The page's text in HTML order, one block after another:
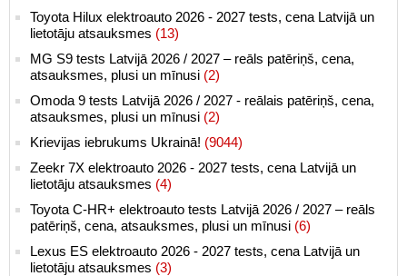
Toyota Hilux elektroauto 2026 - 2027 tests, cena Latvijā un
lietotāju atsauksmes (13)
MG S9 tests Latvijā 2026 / 2027 – reāls patēriņš, cena,
atsauksmes, plusi un mīnusi (2)
Omoda 9 tests Latvijā 2026 / 2027 - reālais patēriņš, cena,
atsauksmes, plusi un mīnusi (2)
Krievijas iebrukums Ukrainā! (9044)
Zeekr 7X elektroauto 2026 - 2027 tests, cena Latvijā un
lietotāju atsauksmes (4)
Toyota C-HR+ elektroauto tests Latvijā 2026 / 2027 – reāls
patēriņš, cena, atsauksmes, plusi un mīnusi (6)
Lexus ES elektroauto 2026 - 2027 tests, cena Latvijā un
lietotāju atsauksmes (3)